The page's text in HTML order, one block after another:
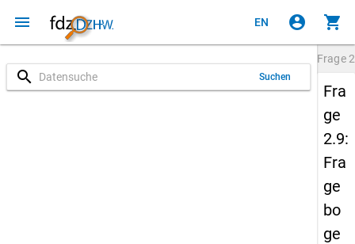
menu EN account_circle shopping_cart
search Suchen
Frage
Fra
ge
2.9:
Fra
ge
bo
ge